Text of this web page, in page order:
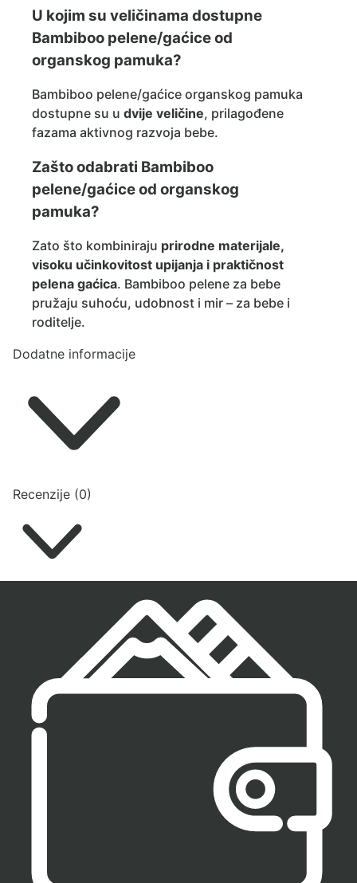
U kojim su veličinama dostupne
Bambiboo pelene/gaćice od
organskog pamuka?
Bambiboo pelene/gaćice organskog pamuka
dostupne su u dvije veličine, prilagođene
fazama aktivnog razvoja bebe.
Zašto odabrati Bambiboo
pelene/gaćice od organskog
pamuka?
Zato što kombiniraju prirodne materijale,
visoku učinkovitost upijanja i praktičnost
pelena gaćica. Bambiboo pelene za bebe
pružaju suhoću, udobnost i mir – za bebe i
roditelje.
Dodatne informacije
Recenzije (0)